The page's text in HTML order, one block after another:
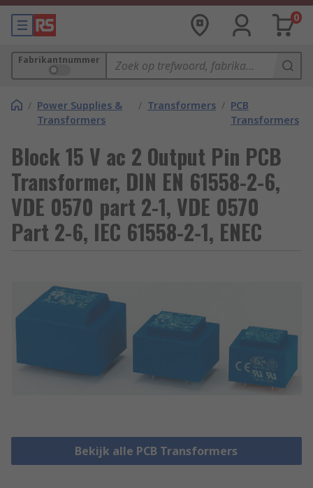
0
Fabrikantnummer
/ Power Supplies &
Transformers
/ Transformers / PCB
Transformers
Block 15 V ac 2 Output Pin PCB
Transformer, DIN EN 61558-2-6,
VDE 0570 part 2-1, VDE 0570
Part 2-6, IEC 61558-2-1, ENEC
Bekijk alle PCB Transformers